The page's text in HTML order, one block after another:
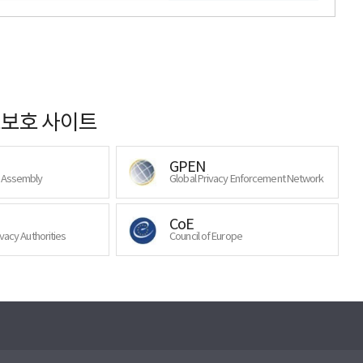
호 사이트
GPEN
Global Privacy Enforcement Network
Authorities
CoE
Council of Europe